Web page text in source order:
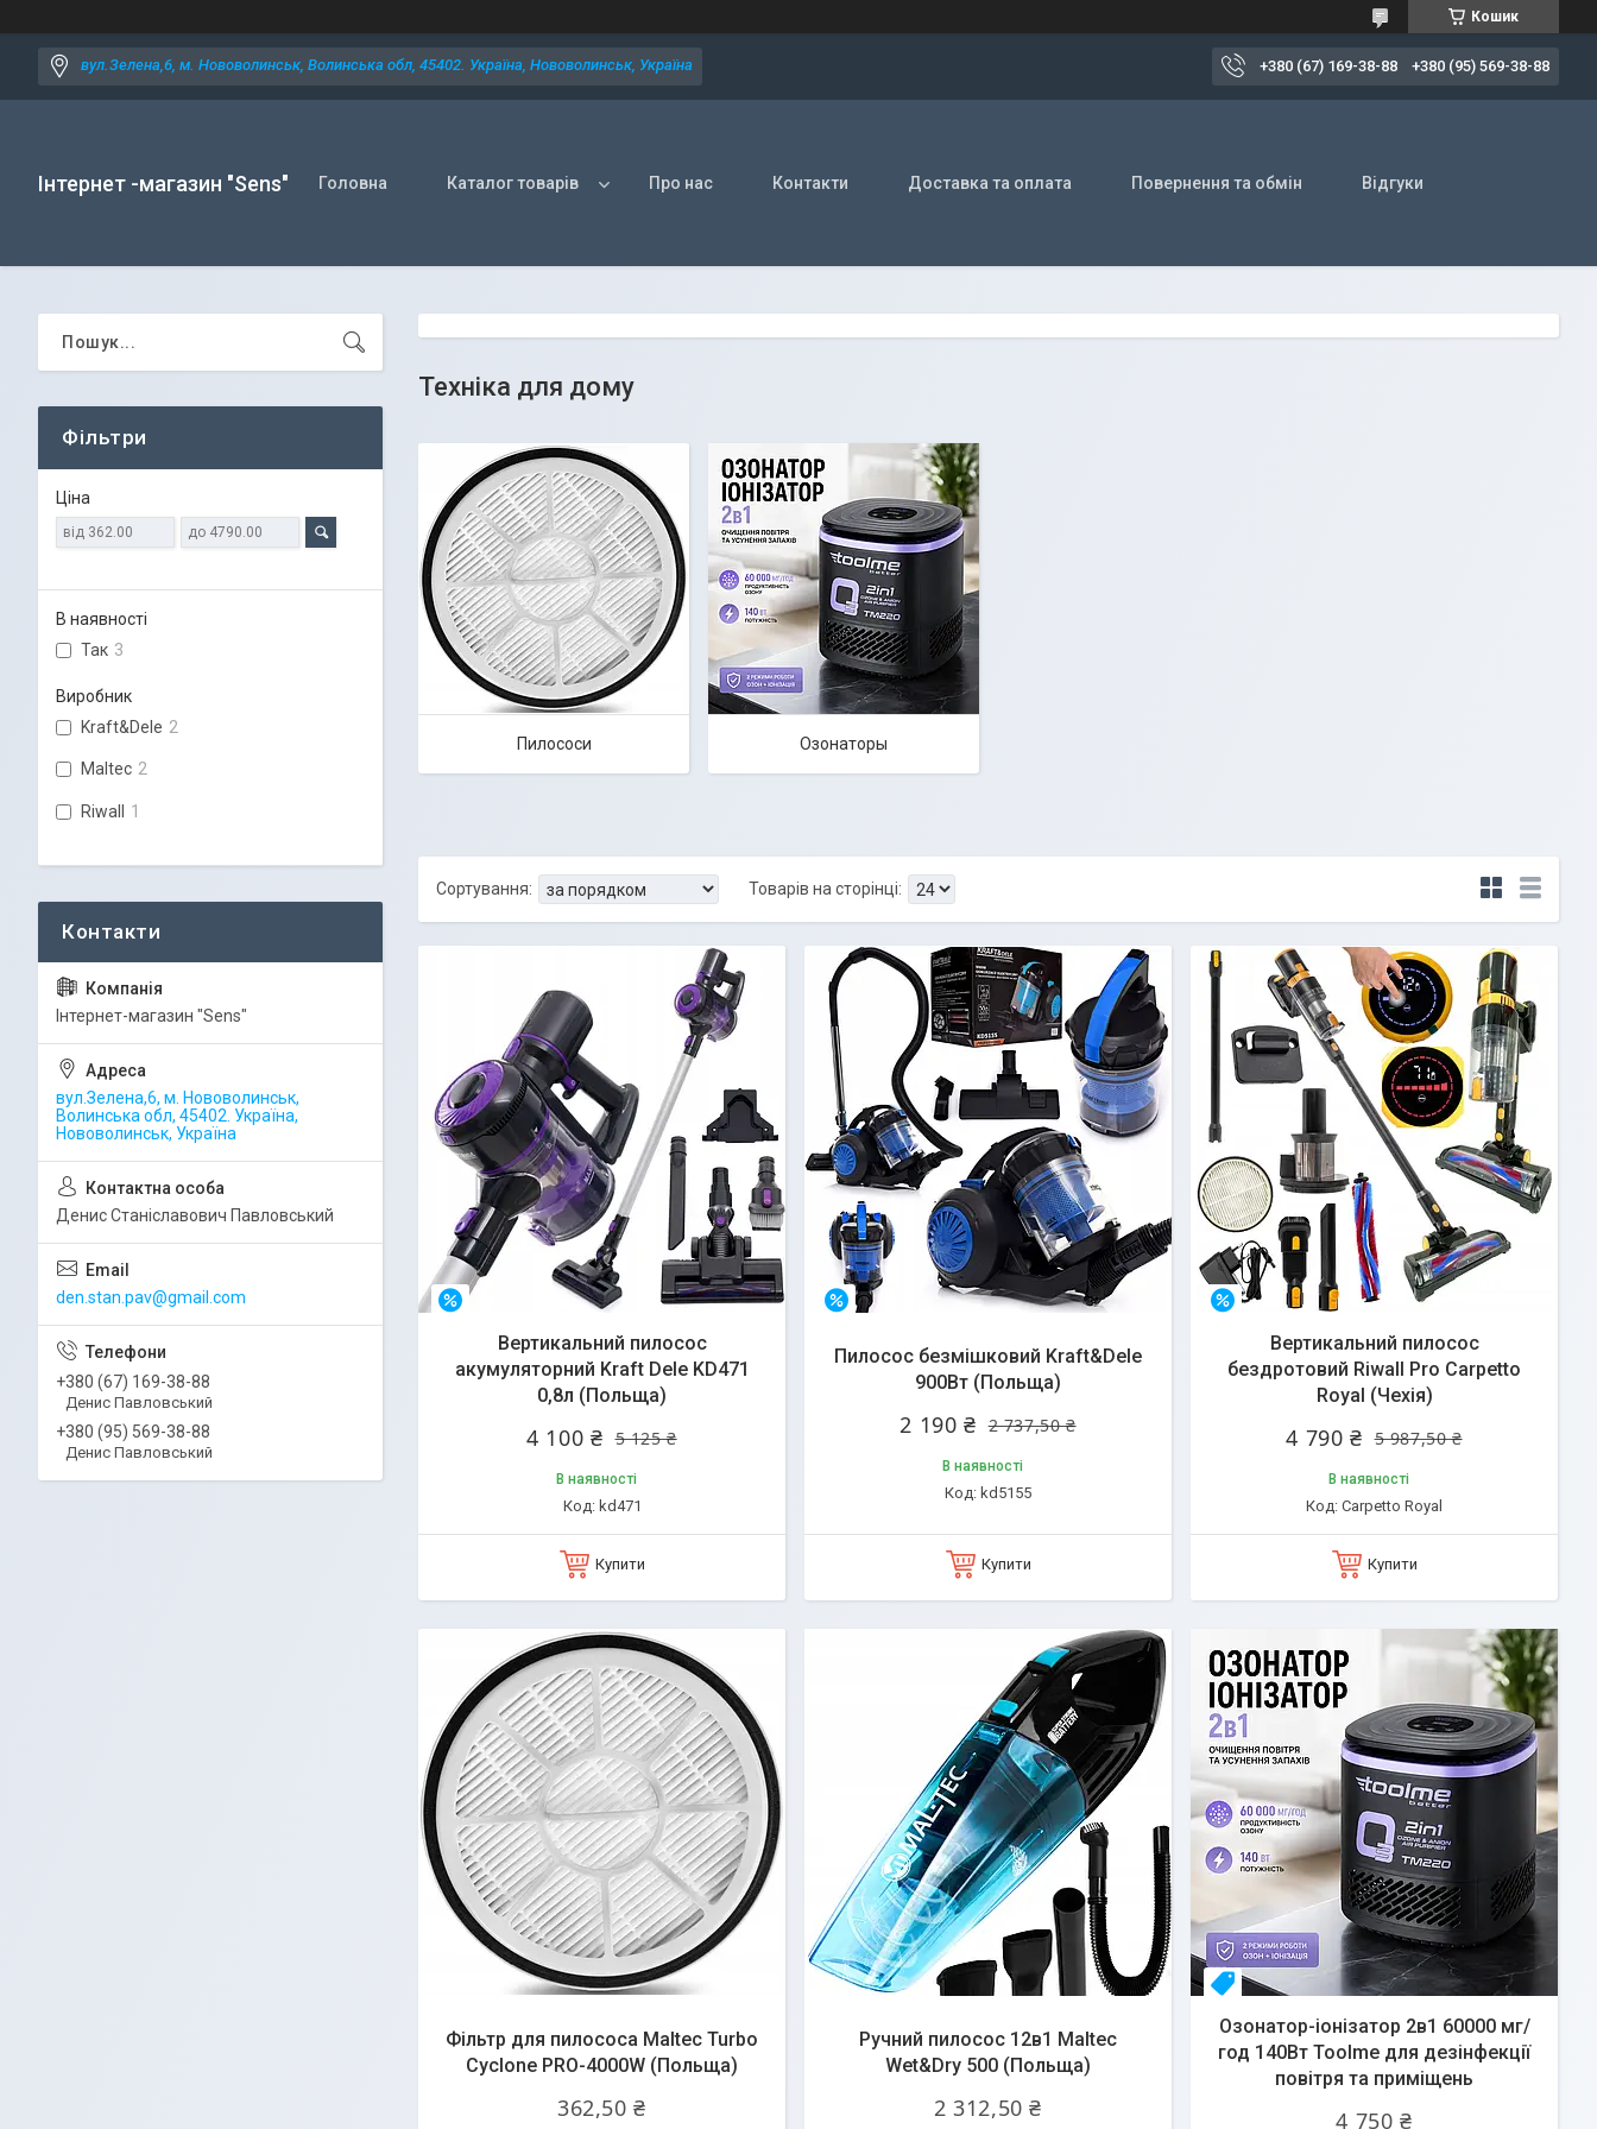
Кошик
вул.Зелена,6, м. Нововолинськ, Волинська обл, 45402. Україна, Нововолинськ, Україна +380 (67) 169-38-88 +380 (95) 569-38-88
Інтернет -магазин "Sens" Головна Каталог товарів Про нас Контакти Доставка та оплата Повернення та обмін Відгуки
Техніка для дому
Пилососи Озонаторы
Вертикальний пилосос
акумуляторний Kraft Dele KD471
0,8л (Польща)
5 125 ₴
4 100 ₴
В наявності
kd471
Купити
–20%
Пилосос безмішковий Kraft&Dele
900Вт (Польща)
2 737,50 ₴
2 190 ₴
В наявності
kd5155
Купити
–20%
Вертикальний пилосос
бездротовий Riwall Pro Carpetto
Royal (Чехія)
5 987,50 ₴
4 790 ₴
В наявності
Carpetto Royal
Купити
Фільтр для пилососа Maltec Turbo
Cyclone PRO-4000W (Польща)
362,50 ₴
Ручний пилосос 12в1 Maltec
Wet&Dry 500 (Польща)
2 312,50 ₴
Топ
Озонатор-іонізатор 2в1 60000 мг/
год 140Вт Toolme для дезінфекції
повітря та приміщень
4 750 ₴
Фільтри
Ціна
В наявності
Так 3
Виробник
Kraft&Dele 2
Maltec 2
Riwall 1
Iнтернет-магазин "Sens"
вул.Зелена,6, м. Нововолинськ,
Волинська обл, 45402. Україна,
Нововолинськ, Україна
Денис Станіславович Павловський
den.stan.pav@gmail.com
+380 (67) 169-38-88
Денис Павловський
+380 (95) 569-38-88
Денис Павловський